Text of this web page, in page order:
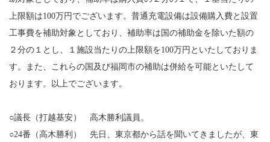
上限額は100万円でございます。普通充電設備は設備購入費と設置
工事費を補助対象としており、補助率は国の補助金を除いた額の
２分の１とし、１施設当たりの上限額を100万円といたしておりま
す。また、これらの国及び福岡市の補助は併給を可能といたして
おります。以上でございます。
○議長（打越基安） 高木勝利議員。
○24番（高木勝利） 先日、東京都から話を聞いてきましたが、東